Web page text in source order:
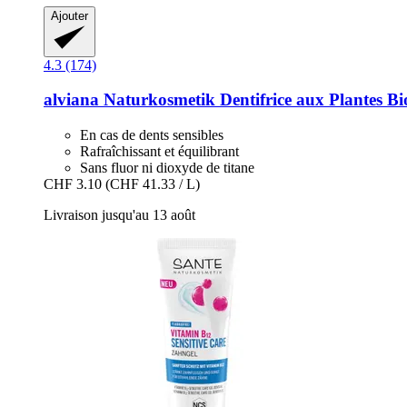
Ajouter
4.3 (174)
alviana Naturkosmetik Dentifrice aux Plantes
En cas de dents sensibles
Rafraîchissant et équilibrant
Sans fluor ni dioxyde de titane
CHF 3.10 (CHF 41.33 / L)
Livraison jusqu'au 13 août